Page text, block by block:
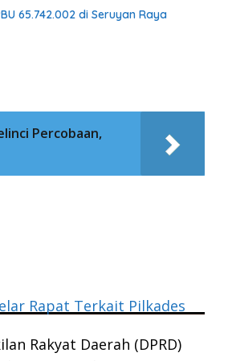
65.742.002 di Seruyan Raya
Percobaan,
Rapat Terkait Pilkades
Rakyat Daerah (DPRD)